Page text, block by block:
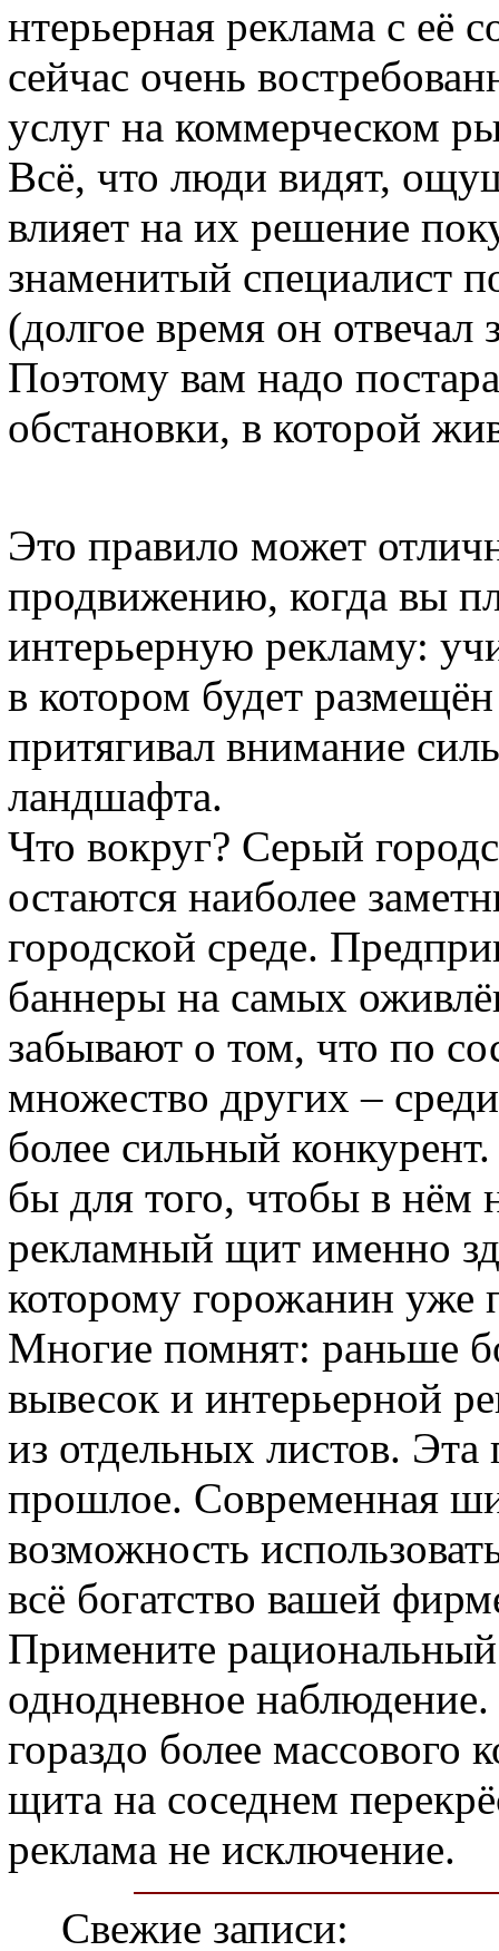
нтерьерная реклама с её
сейчас очень
услуг на коммерческом
Всё, что люди видят,
влияет на их решение
знаменитый специалист
(долгое время он отвечал
Поэтому вам надо
обстановки, в которой
Это правило может
продвижению, когда вы
интерьерную рекламу:
в котором будет
притягивал внимание
ландшафта.
Что вокруг? Серый
остаются наиболее
городской среде.
баннеры на самых
забывают о том, что по
множество других –
более сильный
бы для того, чтобы в нём
рекламный щит именно
которому горожанин уже
Многие помнят: раньше
вывесок и интерьерной
из отдельных листов.
прошлое. Современная
возможность
всё богатство вашей
Примените
однодневное
гораздо более
щита на соседнем
реклама не исключение.
Свежие записи: